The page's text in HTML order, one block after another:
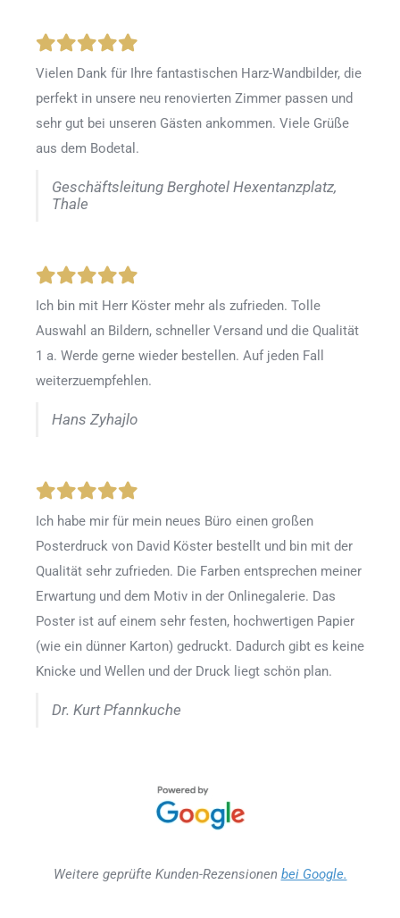
Vielen Dank für Ihre fantastischen Harz-Wandbilder, die
perfekt in unsere neu renovierten Zimmer passen und
sehr gut bei unseren Gästen ankommen. Viele Grüße
aus dem Bodetal.
Geschäftsleitung Berghotel Hexentanzplatz,
Thale
Ich bin mit Herr Köster mehr als zufrieden. Tolle
Auswahl an Bildern, schneller Versand und die Qualität
1 a. Werde gerne wieder bestellen. Auf jeden Fall
weiterzuempfehlen.
Hans Zyhajlo
Ich habe mir für mein neues Büro einen großen
Posterdruck von David Köster bestellt und bin mit der
Qualität sehr zufrieden. Die Farben entsprechen meiner
Erwartung und dem Motiv in der Onlinegalerie. Das
Poster ist auf einem sehr festen, hochwertigen Papier
(wie ein dünner Karton) gedruckt. Dadurch gibt es keine
Knicke und Wellen und der Druck liegt schön plan.
Dr. Kurt Pfannkuche
Weitere geprüfte Kunden-Rezensionen bei Google.